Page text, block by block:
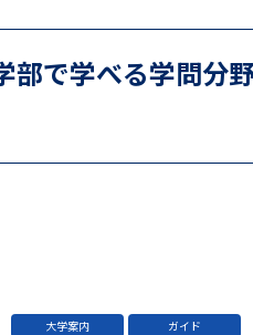
来場型・Web型イベン
部で学べる学問分
大学案内 ガイド